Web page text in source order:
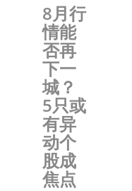
8月行
情能
否再
下一
城？
5只或
有异
动个
股成
焦点